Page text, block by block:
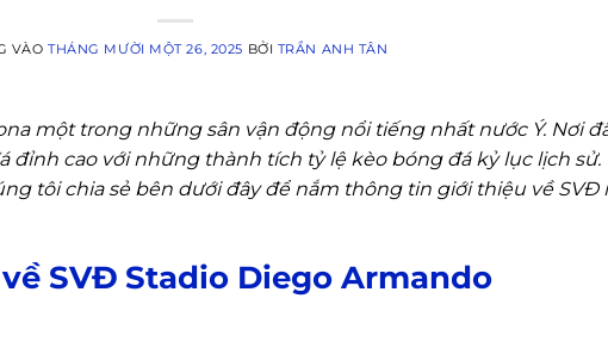
VÀOTHÁNG MƯỜI MỘT 26, 2025 BỞI TRẦN ANH TÂN
một trong những sân vận động nổi tiếng nhất nước Ý. Nơi
đỉnh cao với những thành tích tỷ lệ kèo bóng đá kỷ lục lịch sử.
tôi chia sẻ bên dưới đây để nắm thông tin giới thiệu về SVĐ
SVĐ Stadio Diego Armando